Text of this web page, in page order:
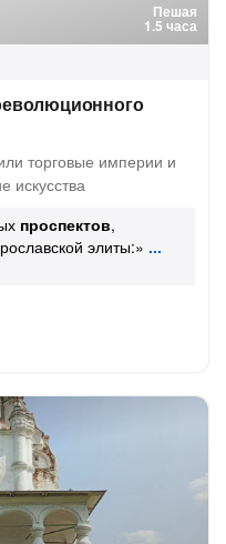
Пешая
1.5 часа
торговые империи и
искусства
проспектов,
элиты:»